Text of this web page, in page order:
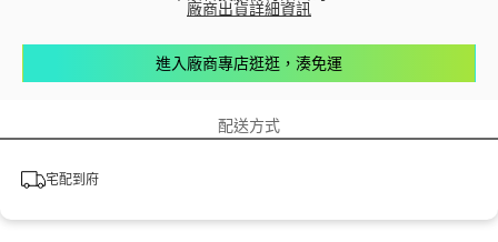
廠商出貨詳細資訊
進入廠商專店逛逛，湊免運
配送方式
宅配到府